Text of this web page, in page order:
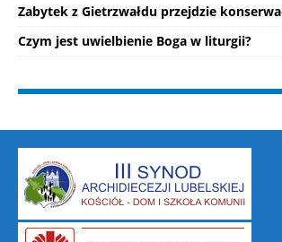
Zabytek z Gietrzwałdu przejdzie
Czym jest uwielbienie Boga w liturgii?